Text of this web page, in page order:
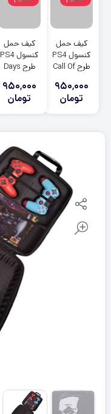
کیف حمل
کنسول PS4
طرح Call Of
Ops 7
950,000
تومان
کیف حمل
کنسول PS4
طرح Days
950,000
تومان